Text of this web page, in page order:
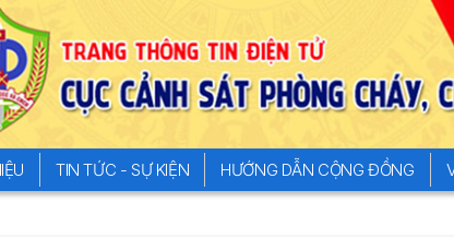
TIN TỨC - SỰ KIỆN HƯỚNG DẪN CỘNG ĐỒNG